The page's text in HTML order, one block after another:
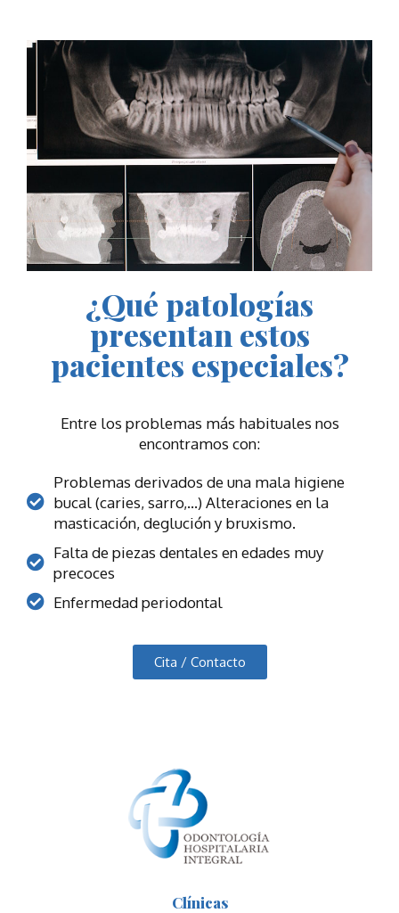
¿Qué patologías
presentan estos
pacientes especiales?
Entre los problemas más habituales nos
encontramos con:
Problemas derivados de una mala higiene
bucal (caries, sarro,…) Alteraciones en la
masticación, deglución y bruxismo.
Falta de piezas dentales en edades muy
precoces
Enfermedad periodontal
Cita / Contacto
Clínicas